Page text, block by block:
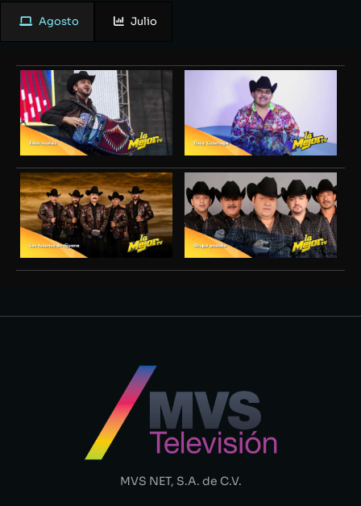
Agosto Julio
MVS NET, S.A. de C.V.